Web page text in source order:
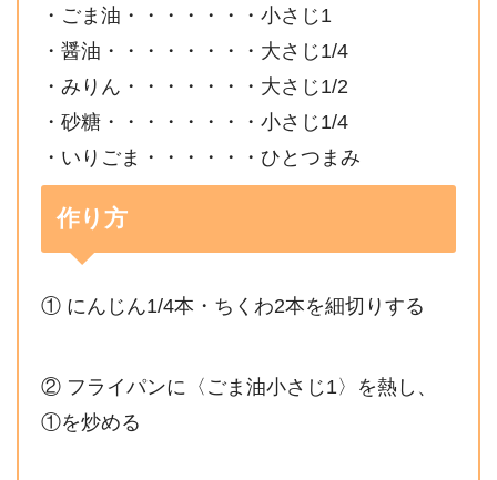
・ごま油・・・・・・・小さじ1
・醤油・・・・・・・・大さじ1/4
・みりん・・・・・・・大さじ1/2
・砂糖・・・・・・・・小さじ1/4
・いりごま・・・・・・ひとつまみ
作り方
① にんじん1/4本・ちくわ2本を細切りする
② フライパンに〈ごま油小さじ1〉を熱し、
①を炒める